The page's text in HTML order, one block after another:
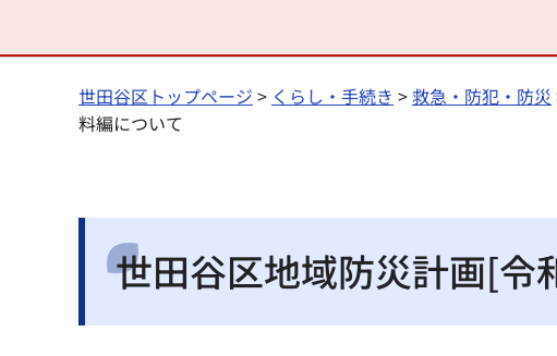
世田谷区トップページ > くらし・手続き >救急・防犯・防災
料編について
世田谷区地域防災計画[令